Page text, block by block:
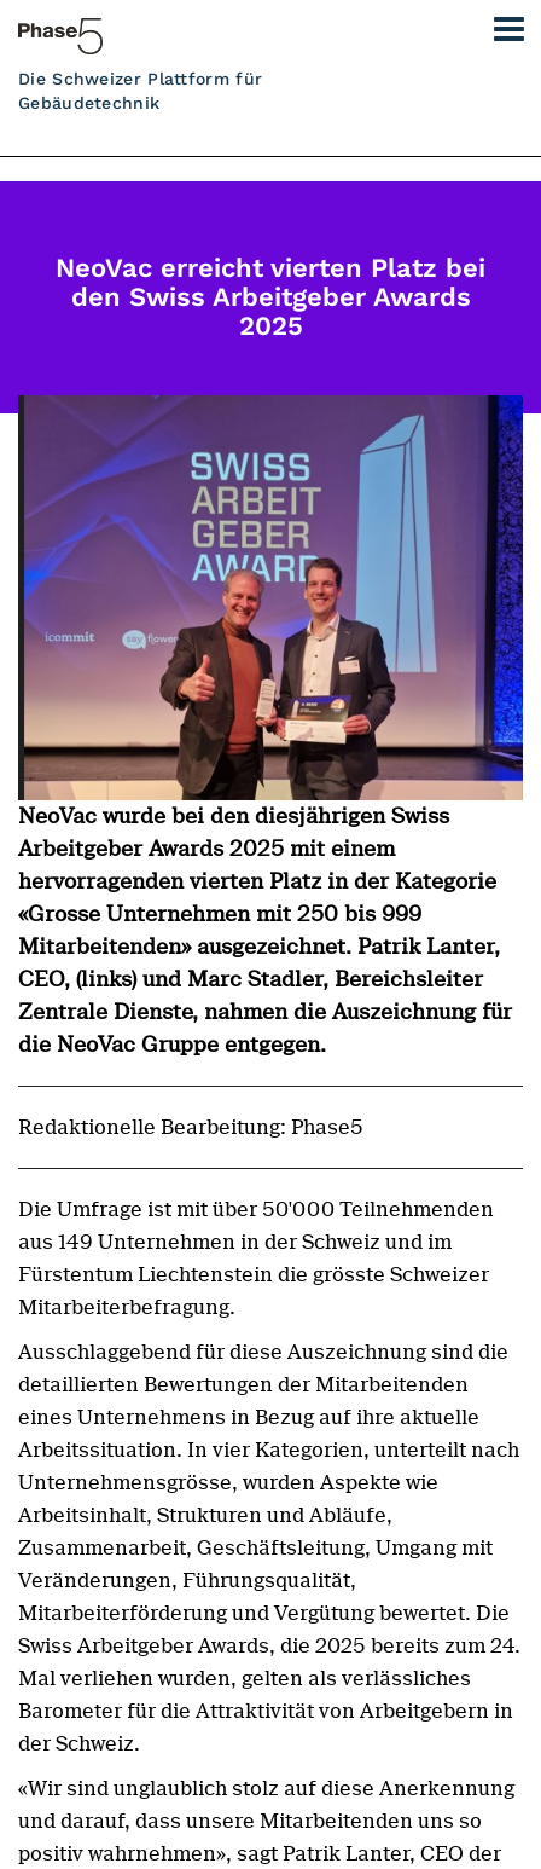
Die Schweizer Plattform für
Gebäudetechnik
NeoVac erreicht vierten Platz bei
den Swiss Arbeitgeber Awards
2025
NeoVac wurde bei den diesjährigen Swiss
Arbeitgeber Awards 2025 mit einem
hervorragenden vierten Platz in der Kategorie
«Grosse Unternehmen mit 250 bis 999
Mitarbeitenden» ausgezeichnet. Patrik Lanter,
CEO, (links) und Marc Stadler, Bereichsleiter
Zentrale Dienste, nahmen die Auszeichnung für
die NeoVac Gruppe entgegen.
Redaktionelle Bearbeitung: Phase5
Die Umfrage ist mit über 50'000 Teilnehmenden
aus 149 Unternehmen in der Schweiz und im
Fürstentum Liechtenstein die grösste Schweizer
Mitarbeiterbefragung.
Ausschlaggebend für diese Auszeichnung sind die
detaillierten Bewertungen der Mitarbeitenden
eines Unternehmens in Bezug auf ihre aktuelle
Arbeitssituation. In vier Kategorien, unterteilt nach
Unternehmensgrösse, wurden Aspekte wie
Arbeitsinhalt, Strukturen und Abläufe,
Zusammenarbeit, Geschäftsleitung, Umgang mit
Veränderungen, Führungsqualität,
Mitarbeiterförderung und Vergütung bewertet. Die
Swiss Arbeitgeber Awards, die 2025 bereits zum 24.
Mal verliehen wurden, gelten als verlässliches
Barometer für die Attraktivität von Arbeitgebern in
der Schweiz.
«Wir sind unglaublich stolz auf diese Anerkennung
und darauf, dass unsere Mitarbeitenden uns so
positiv wahrnehmen», sagt Patrik Lanter, CEO der